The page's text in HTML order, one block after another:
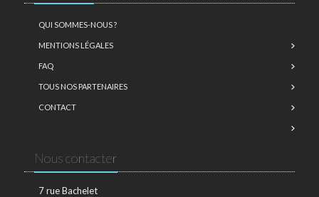
QUI SOMMES-NOUS ?
MENTIONS LÉGALES
FAQ
TOUS NOS PARTENAIRES
CONTACT
Nous contacter
7 rue Bachelet